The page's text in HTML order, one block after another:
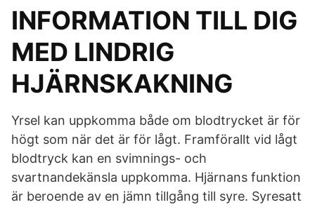
INFORMATION TILL DIG
MED LINDRIG
HJÄRNSKAKNING
Yrsel kan uppkomma både om blodtrycket är för
högt som när det är för lågt. Framförallt vid lågt
blodtryck kan en svimnings- och
svartnandekänsla uppkomma. Hjärnans funktion
är beroende av en jämn tillgång till syre. Syresatt